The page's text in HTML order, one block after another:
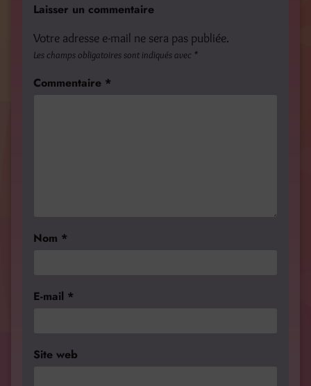
Laisser un commentaire
Votre adresse e-mail ne sera pas publiée.
Les champs obligatoires sont indiqués avec *
Commentaire *
Nom *
E-mail *
Site web